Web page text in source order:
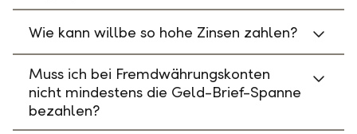
Wie kann willbe so hohe Zinsen zahlen?
Muss ich bei Fremdwährungskonten
nicht mindestens die Geld-Brief-Spanne
bezahlen?